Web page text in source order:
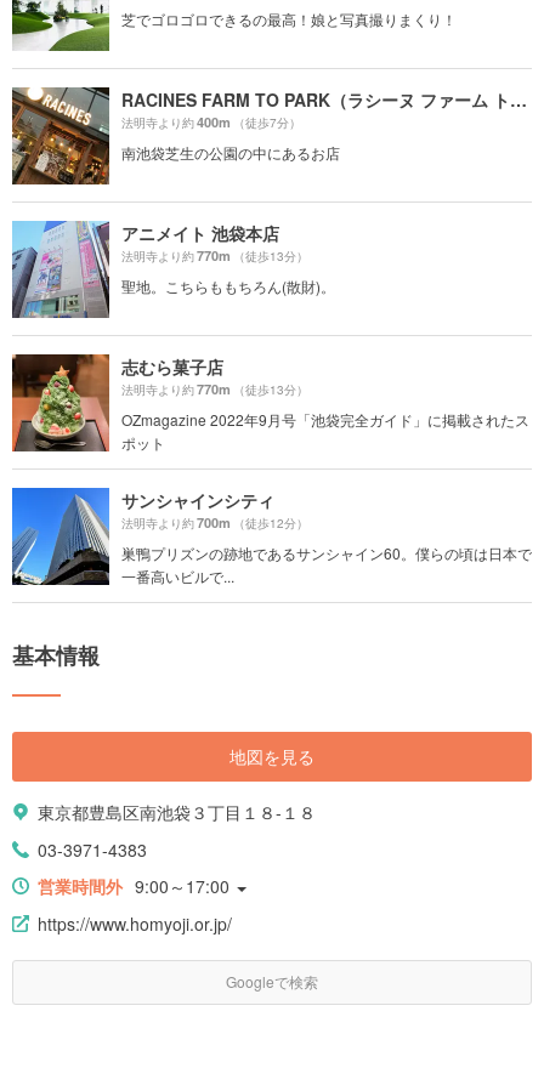
芝でゴロゴロできるの最高！娘と写真撮りまくり！
RACINES FARM TO PARK（ラシーヌ ファーム トゥー パーク）
法明寺より約400m （徒歩7分）
南池袋芝生の公園の中にあるお店
アニメイト 池袋本店
法明寺より約770m （徒歩13分）
聖地。こちらももちろん(散財)。
志むら菓子店
法明寺より約770m （徒歩13分）
OZmagazine 2022年9月号「池袋完全ガイド」に掲載されたス
ポット
サンシャインシティ
法明寺より約700m （徒歩12分）
巣鴨プリズンの跡地であるサンシャイン60。僕らの頃は日本で
一番高いビルで...
基本情報
地図を見る
東京都豊島区南池袋３丁目１８-１８
03-3971-4383
営業時間外 9:00～17:00
https://www.homyoji.or.jp/
Googleで検索